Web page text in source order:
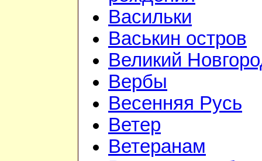
Васильки
Васькин остров
Великий
Вербы
Весенняя Русь
Ветер
Ветеранам